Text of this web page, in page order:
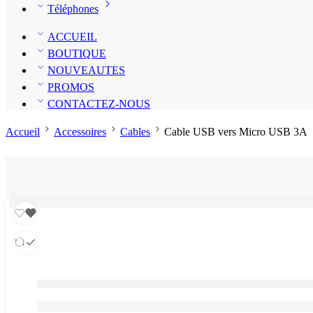
Téléphones
ACCUEIL
BOUTIQUE
NOUVEAUTES
PROMOS
CONTACTEZ-NOUS
Accueil Accessoires Cables Cable USB vers Micro USB 3A